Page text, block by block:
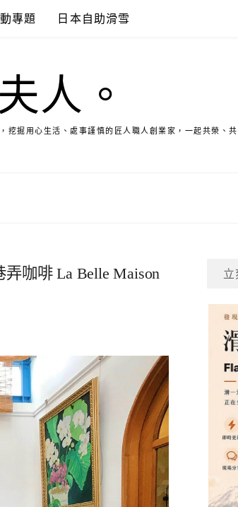
專題 日本自助滑雪
人。
掘用心生活、處事謹慎的匠人職人創業家，一起共榮、共
咖啡 La Belle Maison